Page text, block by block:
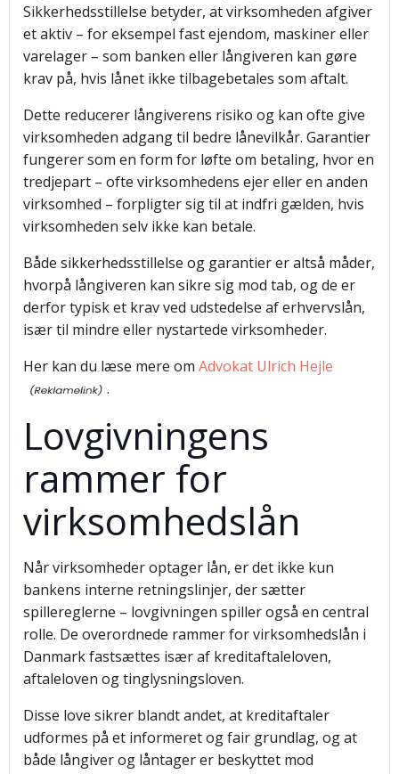
Sikkerhedsstillelse betyder, at virksomheden afgiver
et aktiv – for eksempel fast ejendom, maskiner eller
varelager – som banken eller långiveren kan gøre
krav på, hvis lånet ikke tilbagebetales som aftalt.
Dette reducerer långiverens risiko og kan ofte give
virksomheden adgang til bedre lånevilkår. Garantier
fungerer som en form for løfte om betaling, hvor en
tredjepart – ofte virksomhedens ejer eller en anden
virksomhed – forpligter sig til at indfri gælden, hvis
virksomheden selv ikke kan betale.
Både sikkerhedsstillelse og garantier er altså måder,
hvorpå långiveren kan sikre sig mod tab, og de er
derfor typisk et krav ved udstedelse af erhvervslån,
især til mindre eller nystartede virksomheder.
Her kan du læse mere om Advokat Ulrich Hejle
.
Lovgivningens
rammer for
virksomhedslån
Når virksomheder optager lån, er det ikke kun
bankens interne retningslinjer, der sætter
spillereglerne – lovgivningen spiller også en central
rolle. De overordnede rammer for virksomhedslån i
Danmark fastsættes især af kreditaftaleloven,
aftaleloven og tinglysningsloven.
Disse love sikrer blandt andet, at kreditaftaler
udformes på et informeret og fair grundlag, og at
både långiver og låntager er beskyttet mod